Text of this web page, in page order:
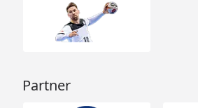
Partner